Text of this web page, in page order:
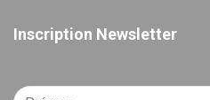
Inscription Newsletter